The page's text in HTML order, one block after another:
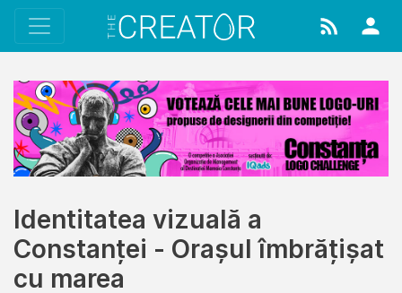
Identitatea vizuală a
Constanței - Orașul îmbrățișat
cu marea